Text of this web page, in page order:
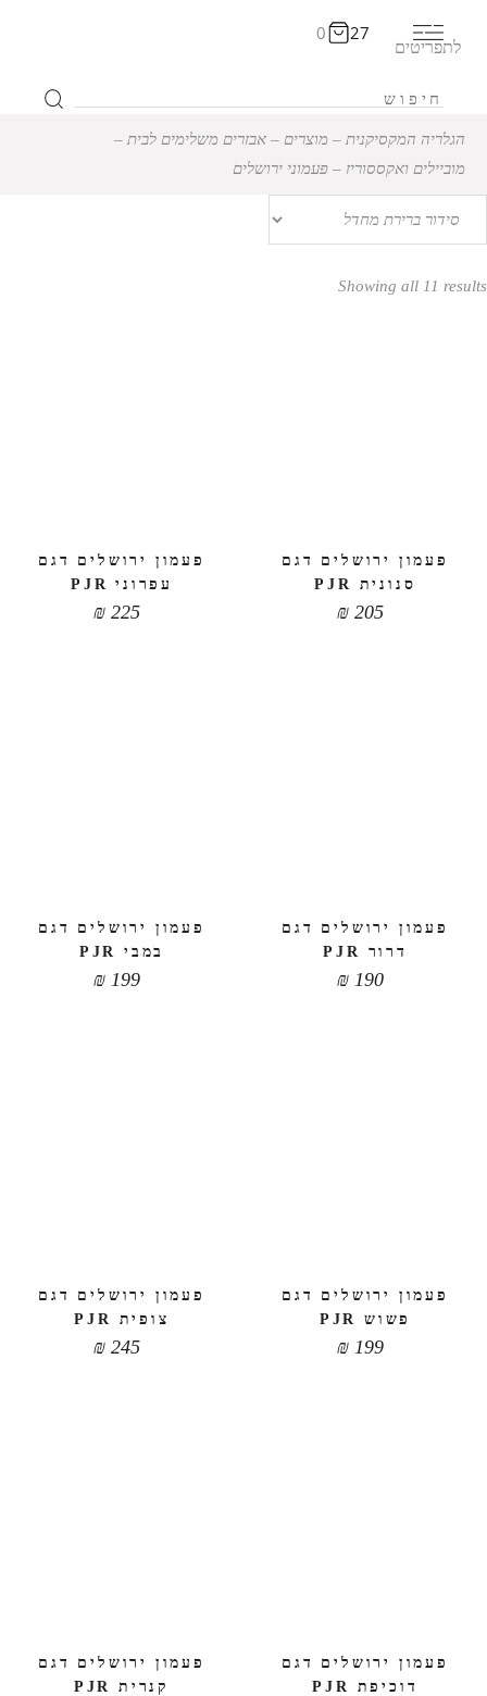
27
0
לתפריטים
הגלריה המקסיקנית ‒ מוצרים ‒ אבזרים משלימים לבית ‒
מוביילים ואקססוריז ‒ פעמוני ירושלים
Showing all 11 results
פעמון ירושלים דגם
סנונית PJR
₪205
פעמון ירושלים דגם
עפרוני PJR
₪225
פעמון ירושלים דגם
דרור PJR
₪190
פעמון ירושלים דגם
במבי PJR
₪199
פעמון ירושלים דגם
פשוש PJR
₪199
פעמון ירושלים דגם
צופית PJR
₪245
פעמון ירושלים דגם
דוכיפת PJR
פעמון ירושלים דגם
קנרית PJR